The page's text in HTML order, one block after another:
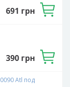
691 грн
390грн
Atl под